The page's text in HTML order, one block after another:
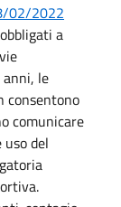
02/2022
a
le
consentono
comunicare
del